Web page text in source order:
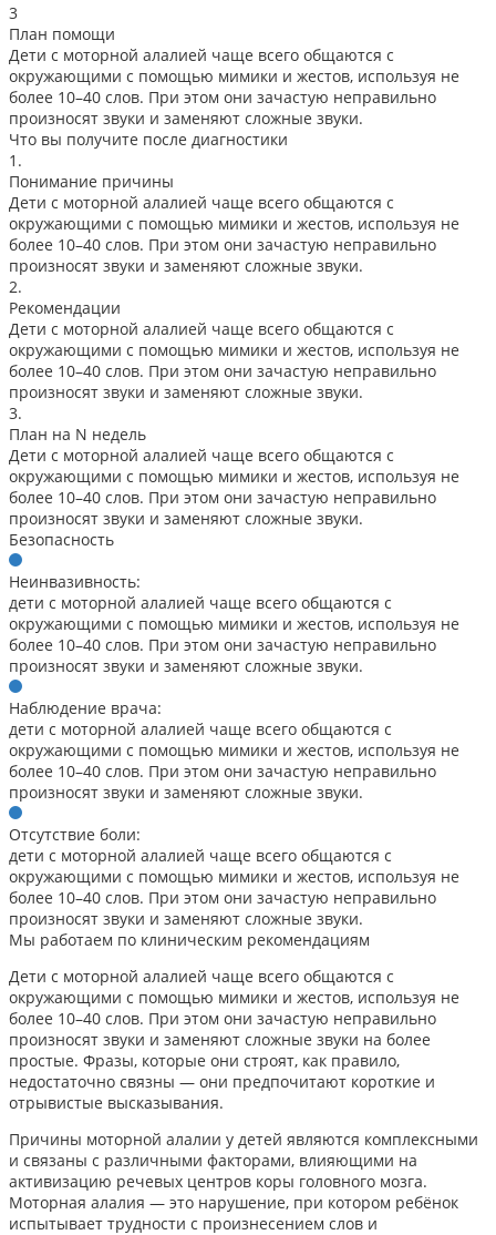
3
План помощи
Дети с моторной алалией чаще всего общаются с
окружающими с помощью мимики и жестов, используя не
более 10–40 слов. При этом они зачастую неправильно
произносят звуки и заменяют сложные звуки.
Что вы получите после диагностики
1.
Понимание причины
Дети с моторной алалией чаще всего общаются с
окружающими с помощью мимики и жестов, используя не
более 10–40 слов. При этом они зачастую неправильно
произносят звуки и заменяют сложные звуки.
2.
Рекомендации
Дети с моторной алалией чаще всего общаются с
окружающими с помощью мимики и жестов, используя не
более 10–40 слов. При этом они зачастую неправильно
произносят звуки и заменяют сложные звуки.
3.
План на N недель
Дети с моторной алалией чаще всего общаются с
окружающими с помощью мимики и жестов, используя не
более 10–40 слов. При этом они зачастую неправильно
произносят звуки и заменяют сложные звуки.
Безопасность
Неинвазивность:
дети с моторной алалией чаще всего общаются с
окружающими с помощью мимики и жестов, используя не
более 10–40 слов. При этом они зачастую неправильно
произносят звуки и заменяют сложные звуки.
Наблюдение врача:
дети с моторной алалией чаще всего общаются с
окружающими с помощью мимики и жестов, используя не
более 10–40 слов. При этом они зачастую неправильно
произносят звуки и заменяют сложные звуки.
Отсутствие боли:
дети с моторной алалией чаще всего общаются с
окружающими с помощью мимики и жестов, используя не
более 10–40 слов. При этом они зачастую неправильно
произносят звуки и заменяют сложные звуки.
Мы работаем по клиническим рекомендациям
Дети с моторной алалией чаще всего общаются с
окружающими с помощью мимики и жестов, используя не
более 10–40 слов. При этом они зачастую неправильно
произносят звуки и заменяют сложные звуки на более
простые. Фразы, которые они строят, как правило,
недостаточно связны — они предпочитают короткие и
отрывистые высказывания.
Причины моторной алалии у детей являются комплексными
и связаны с различными факторами, влияющими на
активизацию речевых центров коры головного мозга.
Моторная алалия — это нарушение, при котором ребёнок
испытывает трудности с произнесением слов и